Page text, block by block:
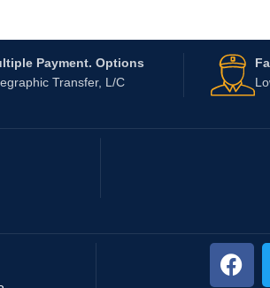
Payment. Options
Transfer, L/C